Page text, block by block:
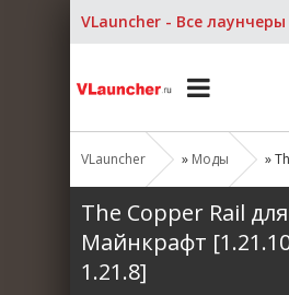
VLauncher - Все
VLauncher » Моды » The
The Copper Rail для
Майнкрафт
1.21.8]